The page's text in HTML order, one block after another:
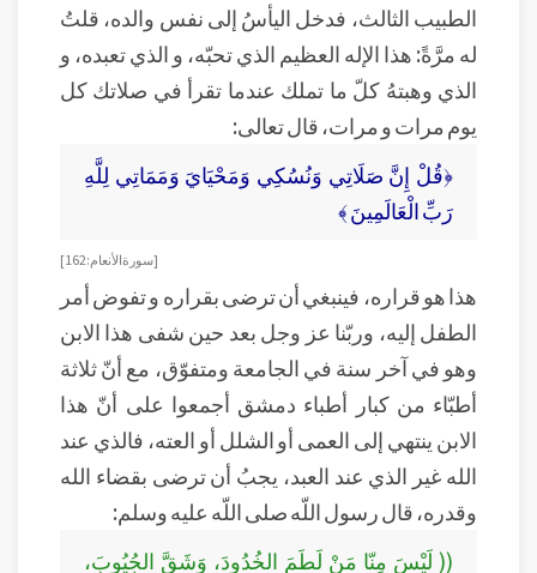
الطبيب الثالث، فدخل اليأسُ إلى نفس والده، قلتُ
له مرَّةً: هذا الإله العظيم الذي تحبّه، و الذي تعبده، و
الذي وهبتهُ كلّ ما تملك عندما تقرأ في صلاتك كل
يوم مرات و مرات، قال تعالى:
﴿قُلْ إِنَّ صَلَاتِي وَنُسُكِي وَمَحْيَايَ وَمَمَاتِي لِلَّهِ
رَبِّ الْعَالَمِينَ ﴾
[ سورة الأنعام : 162]
هذا هو قراره، فينبغي أن ترضى بقراره و تفوض أمر
الطفل إليه، وربّنا عز وجل بعد حين شفى هذا الابن
وهو في آخر سنة في الجامعة ومتفوّق، مع أنّ ثلاثة
أطبّاء من كبار أطباء دمشق أجمعوا على أنّ هذا
الابن ينتهي إلى العمى أو الشلل أو العته، فالذي عند
الله غير الذي عند العبد، يجبُ أن ترضى بقضاء الله
وقدره، قال رسول اللّه صلى اللّه عليه وسلم:
(( لَيْسَ مِنّا مَنْ لَطَمَ الخُدُودَ، وَشَقَّ الجُيُوبَ،